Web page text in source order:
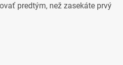
predtým, než zasekáte prvý